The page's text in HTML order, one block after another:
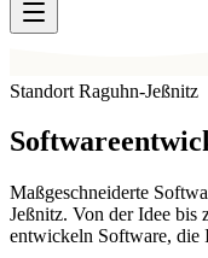
Standort Raguhn-Jeßnitz
Maßgeschneiderte
Jeßnitz. Von der Idee
entwickeln Software, die